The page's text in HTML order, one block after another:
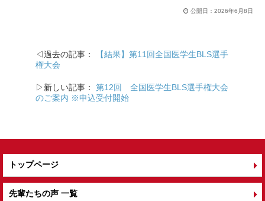
b
o
o
k
公開日： 2026年6月8日
◁過去の記事：
【結果】第11回全国医学生BLS選手
権大会
▷新しい記事： 第12回 全国医学生BLS選手権大会
のご案内 ※申込受付開始
トップページ
先輩たちの声 一覧